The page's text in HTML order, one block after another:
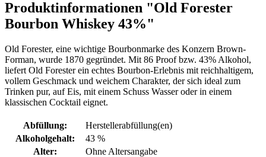
Produktinformationen "Old Forester
Bourbon Whiskey 43%"
Old Forester, eine wichtige Bourbonmarke des Konzern Brown-
Forman, wurde 1870 gegründet. Mit 86 Proof bzw. 43% Alkohol,
liefert Old Forester ein echtes Bourbon-Erlebnis mit reichhaltigem,
vollem Geschmack und weichem Charakter, der sich ideal zum
Trinken pur, auf Eis, mit einem Schuss Wasser oder in einem
klassischen Cocktail eignet.
Abfüllung:
Herstellerabfüllung(en)
Alkoholgehalt:
43 %
Alter:
Ohne Altersangabe